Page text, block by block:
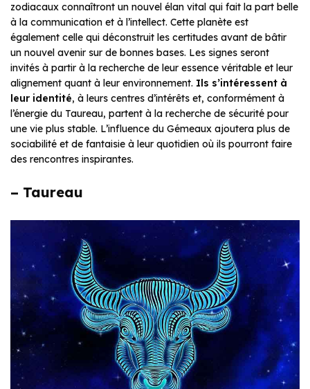
zodiacaux connaîtront un nouvel élan vital qui fait la part belle
à la communication et à l’intellect. Cette planète est
également celle qui déconstruit les certitudes avant de bâtir
un nouvel avenir sur de bonnes bases. Les signes seront
invités à partir à la recherche de leur essence véritable et leur
alignement quant à leur environnement. Ils s’intéressent à
leur identité, à leurs centres d’intérêts et, conformément à
l’énergie du Taureau, partent à la recherche de sécurité pour
une vie plus stable. L’influence du Gémeaux ajoutera plus de
sociabilité et de fantaisie à leur quotidien où ils pourront faire
des rencontres inspirantes.
– Taureau